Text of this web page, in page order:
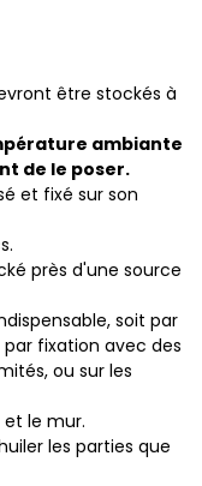
être stockés à
ambiante
de le poser.
et fixé sur son
près d'une source
soit par
fixation avec des
ou sur les
le mur.
les parties que